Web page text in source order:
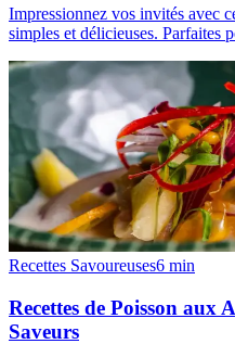
Impressionnez vos invités avec
simples et délicieuses. Parfaites
Recettes Savoureuses6 min
Recettes de Poisson aux
Saveurs